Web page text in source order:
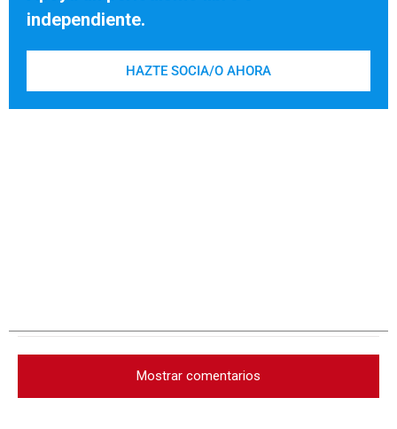
independiente.
HAZTE SOCIA/O AHORA
Mostrar comentarios